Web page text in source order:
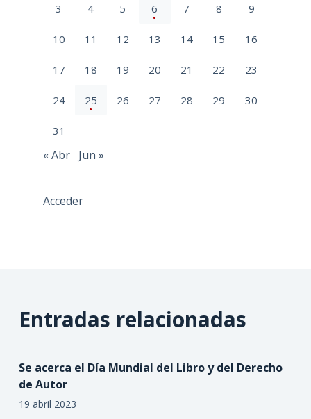
3 4 5 6 7 8 9
10 11 12 13 14 15 16
17 18 19 20 21 22 23
24 25 26 27 28 29 30
31
« Abr Jun »
Acceder
Entradas relacionadas
Se acerca el Día Mundial del Libro y del Derecho
de Autor
19 abril 2023